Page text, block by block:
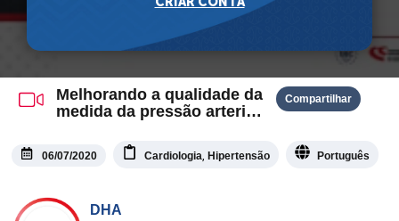
Melhorando a qualidade da
medida da pressão arterial
Compartilhar
06/07/2020 Cardiologia, Hipertensão Português
DHA